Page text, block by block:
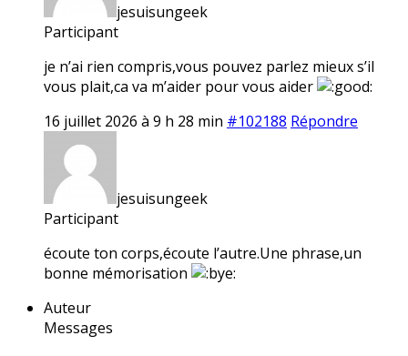
jesuisungeek
Participant
je n’ai rien compris,vous pouvez parlez mieux s’il
vous plait,ca va m’aider pour vous aider
16 juillet 2026 à 9 h 28 min #102188 Répondre
jesuisungeek
Participant
écoute ton corps,écoute l’autre.Une phrase,un
bonne mémorisation
Auteur
Messages